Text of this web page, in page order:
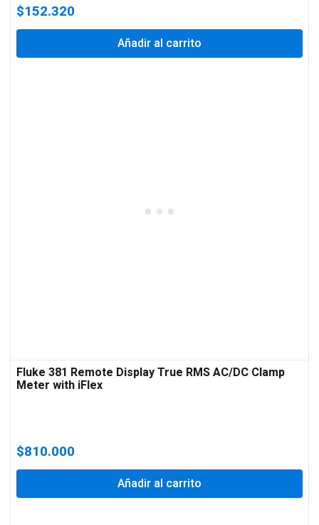
$152.320
Añadir al carrito
Fluke 381 Remote Display True RMS AC/DC Clamp
Meter with iFlex
$810.000
Añadir al carrito